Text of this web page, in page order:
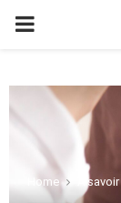
PRIMARY
Home A savoir